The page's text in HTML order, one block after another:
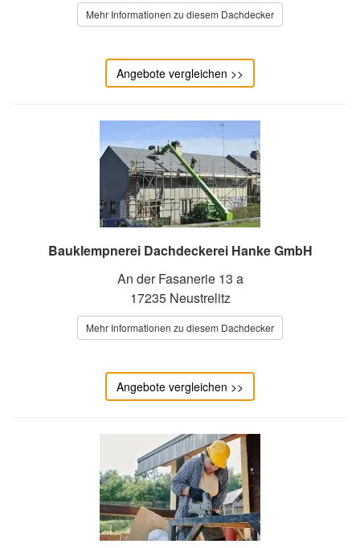
Mehr Informationen zu diesem Dachdecker
Angebote vergleichen >>
Bauklempnerei Dachdeckerei Hanke GmbH
An der Fasanerie 13 a
17235 Neustrelitz
Mehr Informationen zu diesem Dachdecker
Angebote vergleichen >>